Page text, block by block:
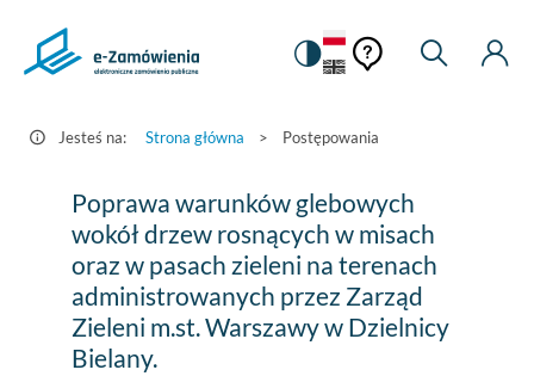
Postępowania
Zamówienia.gov.pl
Zmiana
na
kontrastową
Pomoc
kontekstowa
Pomoc
Moje
Jesteś na: Strona główna > Postępowania
Poprawa
warunków
glebowych
wokół
drzew
Poprawa warunków glebowych
wokół drzew rosnących w misach
oraz w pasach zieleni na terenach
administrowanych przez Zarząd
Zieleni m.st. Warszawy w Dzielnicy
Bielany.